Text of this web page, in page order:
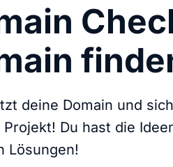
deine Domain und
Du hast die
Lösungen!